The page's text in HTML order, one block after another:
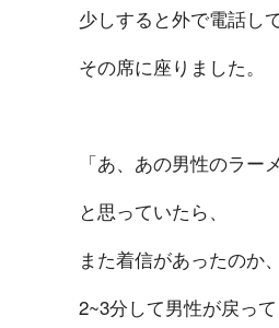
少しすると外で電話し
その席に座りました。
「あ、あの男性のラー
と思っていたら、
また着信があったのか
2~3分して男性が戻って